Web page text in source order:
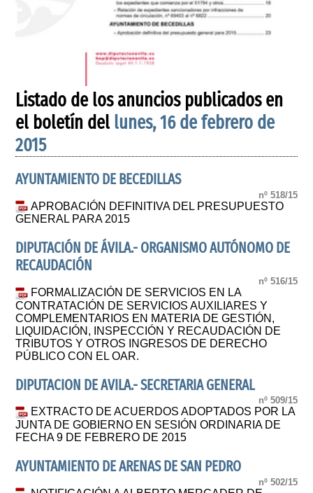
Listado de los anuncios publicados en
el boletín del lunes, 16 de febrero de
2015
AYUNTAMIENTO DE BECEDILLAS
nº 518/15
APROBACIÓN DEFINITIVA DEL PRESUPUESTO
GENERAL PARA 2015
DIPUTACIÓN DE ÁVILA.- ORGANISMO AUTÓNOMO DE
RECAUDACIÓN
nº 516/15
FORMALIZACIÓN DE SERVICIOS EN LA
CONTRATACIÓN DE SERVICIOS AUXILIARES Y
COMPLEMENTARIOS EN MATERIA DE GESTIÓN,
LIQUIDACIÓN, INSPECCIÓN Y RECAUDACIÓN DE
TRIBUTOS Y OTROS INGRESOS DE DERECHO
PÚBLICO CON EL OAR.
DIPUTACION DE AVILA.- SECRETARIA GENERAL
nº 509/15
EXTRACTO DE ACUERDOS ADOPTADOS POR LA
JUNTA DE GOBIERNO EN SESIÓN ORDINARIA DE
FECHA 9 DE FEBRERO DE 2015
AYUNTAMIENTO DE ARENAS DE SAN PEDRO
nº 502/15